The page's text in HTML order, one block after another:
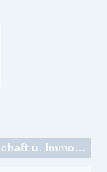
Zeitschriften zum Thema: Wohnungswirtschaft u. Immobilienwirtschaft - Makler